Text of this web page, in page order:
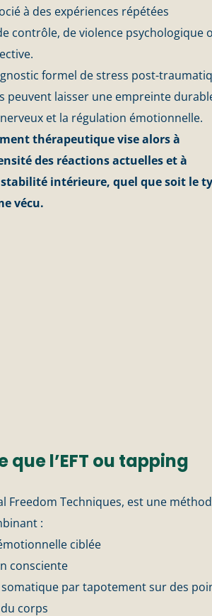
à des expériences répétées
contrôle, de violence psychologique
formel de stress post-
peuvent laisser une empreinte
et la régulation émotionnelle.
thérapeutique vise alors à
des réactions actuelles et à
intérieure, quel que soit le
vécu.
que l’EFT ou tapping
Freedom Techniques, est une
:
ciblée
consciente
par tapotement sur des
corps